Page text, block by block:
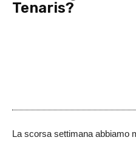
Tenaris?
La scorsa settimana abbiamo